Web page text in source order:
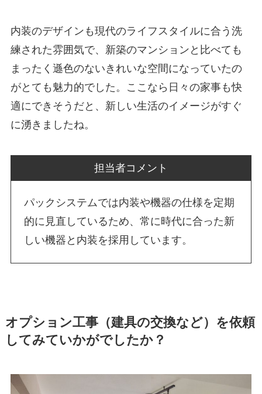
内装のデザインも現代のライフスタイルに合う洗
練された雰囲気で、新築のマンションと比べても
まったく遜色のないきれいな空間になっていたの
がとても魅力的でした。ここなら日々の家事も快
適にできそうだと、新しい生活のイメージがすぐ
に湧きましたね。
担当者コメント
パックシステムでは内装や機器の仕様を定期
的に見直しているため、常に時代に合った新
しい機器と内装を採用しています。
オプション工事（建具の交換など）を依頼
してみていかがでしたか？